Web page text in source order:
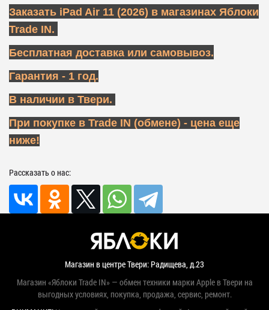
Заказать iPad Air 11 (2026) в магазинах Яблоки
Trade IN.
Бесплатная доставка или самовывоз.
Гарантия - 1 год.
В наличии в Твери.
При покупке в Trade IN (обмене) - цена еще
ниже!
Рассказать о нас:
Магазин в центре Твери: Радищева, д.23
Магазин «Яблоки Trade IN» — обмен техники марки Apple в Твери на
выгодных условиях, покупка, продажа, сервис, ремонт.